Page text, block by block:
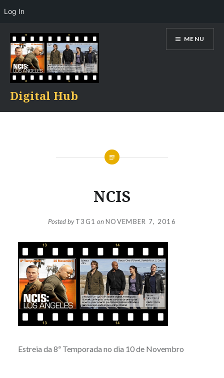
content
Digital Hub
MENU
NCIS
Posted byT3G1 onNOVEMBER 7, 2016
Estreia da 8ª Temporada no dia 10 de Novembro
Log In